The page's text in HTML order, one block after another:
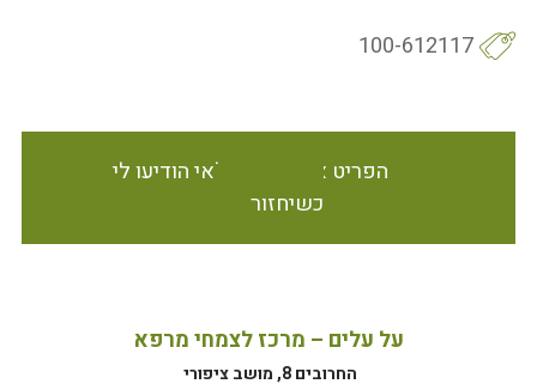
100-612117
הפריט אינו זמין במלאי הודיעו לי
כשיחזור
על עלים – מרכז לצמחי מרפא
החרובים 8, מושב ציפורי